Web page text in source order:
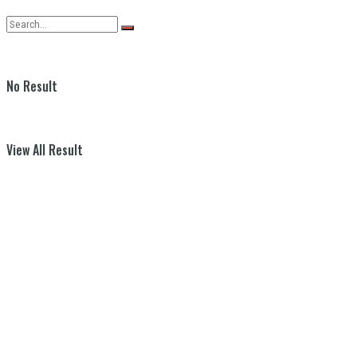
No Result
View All Result